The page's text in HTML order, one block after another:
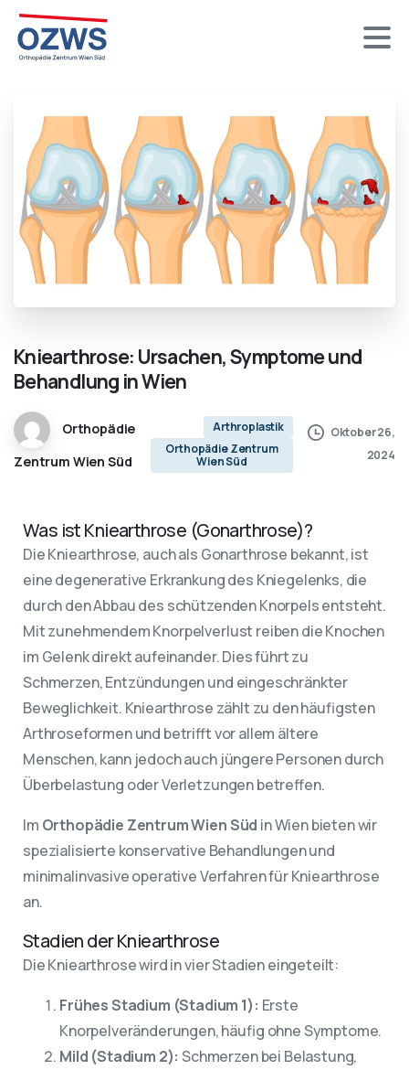
Kniearthrose: Ursachen,Symptomeund
Behandlung inWien
Orthopädie
Zentrum Wien Süd
Arthroplastik
Orthopädie Zentrum
Wien Süd
Oktober 26,
2024
Was ist Kniearthrose (Gonarthrose)?
Die Kniearthrose, auch als Gonarthrose bekannt, ist
eine degenerative Erkrankung des Kniegelenks, die
durch den Abbau des schützenden Knorpels entsteht.
Mit zunehmendem Knorpelverlust reiben die Knochen
im Gelenk direkt aufeinander. Dies führt zu
Schmerzen, Entzündungen und eingeschränkter
Beweglichkeit. Kniearthrose zählt zu den häufigsten
Arthroseformen und betrifft vor allem ältere
Menschen, kann jedoch auch jüngere Personen durch
Überbelastung oder Verletzungen betreffen.
Im Orthopädie Zentrum Wien Süd in Wien bieten wir
spezialisierte konservative Behandlungen und
minimalinvasive operative Verfahren für Kniearthrose
an.
Stadien der Kniearthrose
Die Kniearthrose wird in vier Stadien eingeteilt:
Frühes Stadium (Stadium 1): Erste
Knorpelveränderungen, häufig ohne Symptome.
Mild (Stadium 2): Schmerzen bei Belastung,